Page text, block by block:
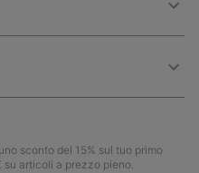
sconto del 15% sul tuo primo
su articoli a prezzo pieno.